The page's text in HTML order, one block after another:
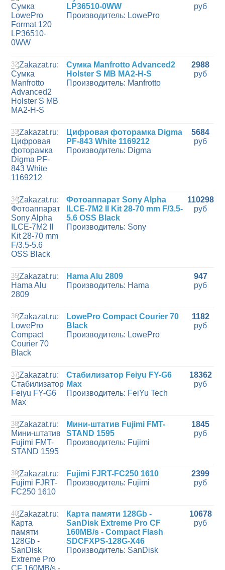
LP36510-0WW
Производитель: LowePro
руб
32
Сумка Manfrotto Advanced2
Holster S MB MA2-H-S
Производитель: Manfrotto
2988
руб
33
Цифровая фоторамка Digma
PF-843 White 1169212
Производитель: Digma
5684
руб
34
Фотоаппарат Sony Alpha
ILCE-7M2 II Kit 28-70 mm F/3.5-
5.6 OSS Black
Производитель: Sony
110298
руб
35
Hama Alu 2809
Производитель: Hama
947
руб
36
LowePro Compact Courier 70
Black
Производитель: LowePro
1182
руб
37
Стабилизатор Feiyu FY-G6
Max
Производитель: FeiYu Tech
18362
руб
38
Мини-штатив Fujimi FMT-
STAND 1595
Производитель: Fujimi
1845
руб
39
Fujimi FJRT-FC250 1610
Производитель: Fujimi
2399
руб
40
Карта памяти 128Gb -
SanDisk Extreme Pro CF
160MB/s - Compact Flash
SDCFXPS-128G-X46
Производитель: SanDisk
10678
руб